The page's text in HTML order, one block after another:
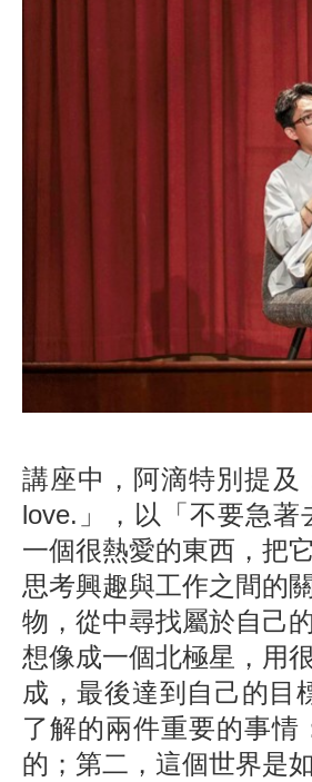
講座中，阿滴特別提及
love.」，以「不要急
一個很熱愛的東西，把
思考興趣與工作之間的
物，從中尋找屬於自己
想像成一個北極星，用
成，最後達到自己的目
了解的兩件重要的事
的；第二，這個世界是